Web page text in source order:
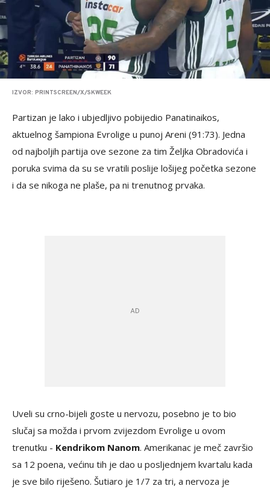
IZVOR: PRINTSCREEN/X/SKWEEK
Partizan je lako i ubjedljivo pobijedio Panatinaikos,
aktuelnog šampiona Evrolige u punoj Areni (91:73). Jedna
od najboljih partija ove sezone za tim Željka Obradovića i
poruka svima da su se vratili poslije lošijeg početka sezone
i da se nikoga ne plaše, pa ni trenutnog prvaka.
Uveli su crno-bijeli goste u nervozu, posebno je to bio
slučaj sa možda i prvom zvijezdom Evrolige u ovom
trenutku - Kendrikom Nanom. Amerikanac je meč završio
sa 12 poena, većinu tih je dao u posljednjem kvartalu kada
je sve bilo riješeno. Šutiaro je 1/7 za tri, a nervoza je